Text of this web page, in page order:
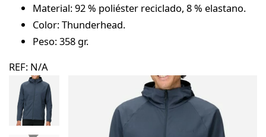
Material: 92 % poliéster reciclado, 8 % elastano.
Color: Thunderhead.
Peso: 358 gr.
REF: N/A